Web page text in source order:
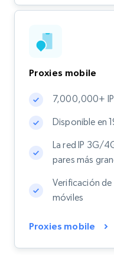
Proxies mobile
7,000,000+
Disponible en
La red IP 3G/
pares más
Verificación
móviles
Proxies mobile